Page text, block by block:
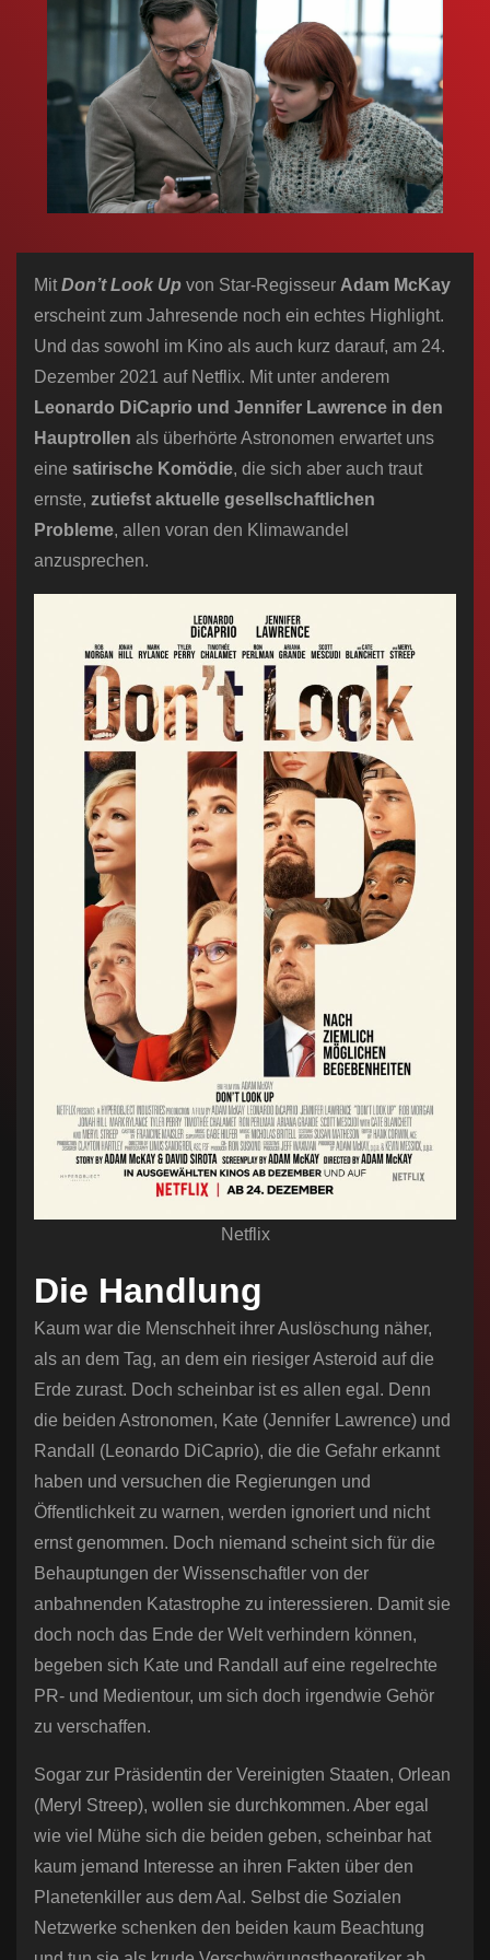
Mit Don’t Look Up von Star-Regisseur Adam McKay
erscheint zum Jahresende noch ein echtes Highlight.
Und das sowohl im Kino als auch kurz darauf, am 24.
Dezember 2021 auf Netflix. Mit unter anderem
Leonardo DiCaprio und Jennifer Lawrence in den
Hauptrollen als überhörte Astronomen erwartet uns
eine satirische Komödie, die sich aber auch traut
ernste, zutiefst aktuelle gesellschaftlichen
Probleme, allen voran den Klimawandel
anzusprechen.
Netflix
Die Handlung
Kaum war die Menschheit ihrer Auslöschung näher,
als an dem Tag, an dem ein riesiger Asteroid auf die
Erde zurast. Doch scheinbar ist es allen egal. Denn
die beiden Astronomen, Kate (Jennifer Lawrence) und
Randall (Leonardo DiCaprio), die die Gefahr erkannt
haben und versuchen die Regierungen und
Öffentlichkeit zu warnen, werden ignoriert und nicht
ernst genommen. Doch niemand scheint sich für die
Behauptungen der Wissenschaftler von der
anbahnenden Katastrophe zu interessieren. Damit sie
doch noch das Ende der Welt verhindern können,
begeben sich Kate und Randall auf eine regelrechte
PR- und Medientour, um sich doch irgendwie Gehör
zu verschaffen.
Sogar zur Präsidentin der Vereinigten Staaten, Orlean
(Meryl Streep), wollen sie durchkommen. Aber egal
wie viel Mühe sich die beiden geben, scheinbar hat
kaum jemand Interesse an ihren Fakten über den
Planetenkiller aus dem Aal. Selbst die Sozialen
Netzwerke schenken den beiden kaum Beachtung